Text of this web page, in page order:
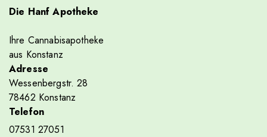
Die Hanf Apotheke
Ihre Cannabisapotheke
aus Konstanz
Adresse
Wessenbergstr. 28
78462 Konstanz
Telefon
07531 27051